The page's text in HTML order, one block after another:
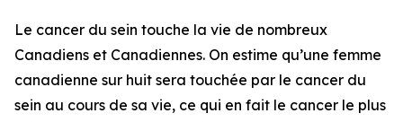
Le cancer du sein touche la vie de nombreux
Canadiens et Canadiennes. On estime qu’une femme
canadienne sur huit sera touchée par le cancer du
sein au cours de sa vie, ce qui en fait le cancer le plus